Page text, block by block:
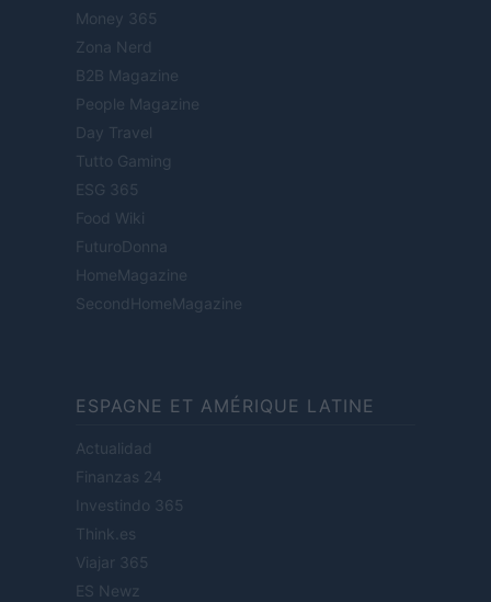
Money 365
Zona Nerd
B2B Magazine
People Magazine
Day Travel
Tutto Gaming
ESG 365
Food Wiki
FuturoDonna
HomeMagazine
SecondHomeMagazine
ESPAGNE ET AMÉRIQUE LATINE
Actualidad
Finanzas 24
Investindo 365
Think.es
Viajar 365
ES Newz